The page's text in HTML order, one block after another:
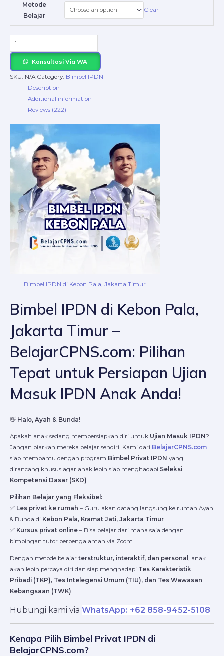
Metode
Belajar
Clear
Konsultasi Via WA
SKU: N/A Category: Bimbel IPDN
Description
Additional information
Reviews (222)
Bimbel IPDN di Kebon Pala, Jakarta Timur
Bimbel IPDN di Kebon Pala,
Jakarta Timur –
BelajarCPNS.com: Pilihan
Tepat untuk Persiapan Ujian
Masuk IPDN Anak Anda!
👋 Halo, Ayah & Bunda!
Apakah anak sedang mempersiapkan diri untuk Ujian Masuk IPDN ?
Jangan biarkan mereka belajar sendiri! Kami dari BelajarCPNS.com
siap membantu dengan program Bimbel Privat IPDN yang
dirancang khusus agar anak lebih siap menghadapi Seleksi
Kompetensi Dasar (SKD).
Pilihan Belajar yang Fleksibel:
✅ Les privat ke rumah – Guru akan datang langsung ke rumah Ayah
& Bunda di Kebon Pala, Kramat Jati, Jakarta Timur
✅ Kursus privat online – Bisa belajar dari mana saja dengan
bimbingan tutor berpengalaman via Zoom
Dengan metode belajar terstruktur, interaktif, dan personal , anak
akan lebih percaya diri dan siap menghadapi Tes Karakteristik
Pribadi (TKP), Tes Intelegensi Umum (TIU), dan Tes Wawasan
Kebangsaan (TWK)!
Hubungi kami via WhatsApp: +62 858-9452-5108
Kenapa Pilih Bimbel Privat IPDN di
BelajarCPNS.com?